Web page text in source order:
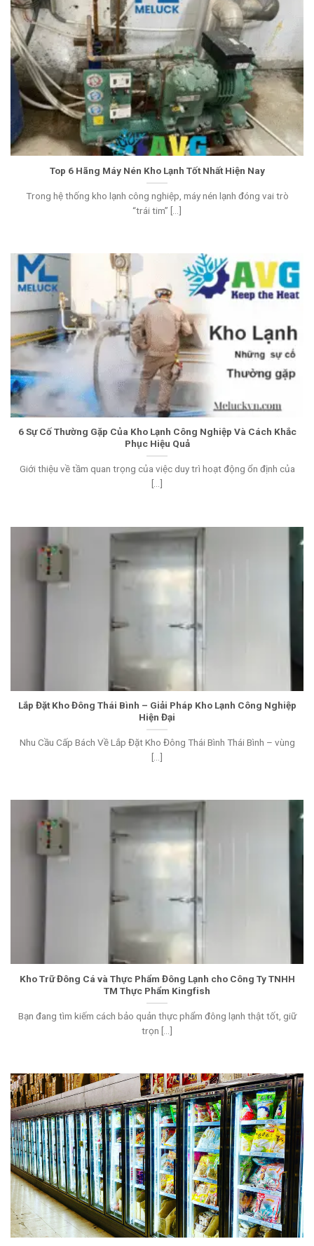
Top 6 Hãng Máy Nén Kho Lạnh Tốt Nhất Hiện Nay
Trong hệ thống kho lạnh công nghiệp, máy nén lạnh đóng vai trò
“trái tim” [...]
6 Sự Cố Thường Gặp Của Kho Lạnh Công Nghiệp Và Cách Khắc
Phục Hiệu Quả
Giới thiệu về tầm quan trọng của việc duy trì hoạt động ổn định của
[...]
Lắp Đặt Kho Đông Thái Bình – Giải Pháp Kho Lạnh Công Nghiệp
Hiện Đại
Nhu Cầu Cấp Bách Về Lắp Đặt Kho Đông Thái Bình Thái Bình – vùng
[...]
Kho Trữ Đông Cá và Thực Phẩm Đông Lạnh cho Công Ty TNHH
TM Thực Phẩm Kingfish
Bạn đang tìm kiếm cách bảo quản thực phẩm đông lạnh thật tốt, giữ
trọn [...]